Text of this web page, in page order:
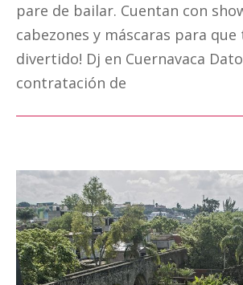
pare de bailar. Cuentan con
cabezones y máscaras para que
divertido! Dj en Cuernavaca
contratación de